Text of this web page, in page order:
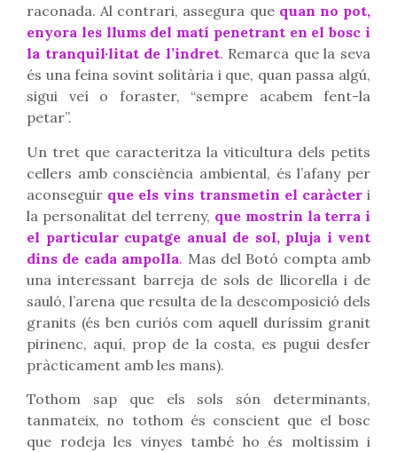
raconada. Al contrari, assegura que quan no pot,
enyora les llums del matí penetrant en el bosc i
la tranquil·litat de l’indret. Remarca que la seva
és una feina sovint solitària i que, quan passa algú,
sigui veí o foraster, “sempre acabem fent-la
petar”.
Un tret que caracteritza la viticultura dels petits
cellers amb consciència ambiental, és l’afany per
aconseguir que els vins transmetin el caràcter i
la personalitat del terreny, que mostrin la terra i
el particular cupatge anual de sol, pluja i vent
dins de cada ampolla. Mas del Botó compta amb
una interessant barreja de sols de llicorella i de
sauló, l’arena que resulta de la descomposició dels
granits (és ben curiós com aquell duríssim granit
pirinenc, aquí, prop de la costa, es pugui desfer
pràcticament amb les mans).
Tothom sap que els sols són determinants,
tanmateix, no tothom és conscient que el bosc
que rodeja les vinyes també ho és moltíssim i